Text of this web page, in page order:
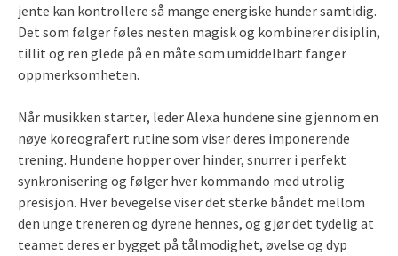
jente kan kontrollere så mange energiske hunder samtidig.
Det som følger føles nesten magisk og kombinerer disiplin,
tillit og ren glede på en måte som umiddelbart fanger
oppmerksomheten.
Når musikken starter, leder Alexa hundene sine gjennom en
nøye koreografert rutine som viser deres imponerende
trening. Hundene hopper over hinder, snurrer i perfekt
synkronisering og følger hver kommando med utrolig
presisjon. Hver bevegelse viser det sterke båndet mellom
den unge treneren og dyrene hennes, og gjør det tydelig at
teamet deres er bygget på tålmodighet, øvelse og dyp